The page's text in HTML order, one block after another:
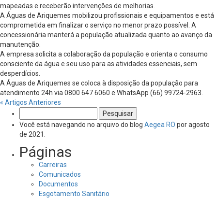
mapeadas e receberão intervenções de melhorias.
A Águas de Ariquemes mobilizou profissionais e equipamentos e está
comprometida em finalizar o serviço no menor prazo possível. A
concessionária manterá a população atualizada quanto ao avanço da
manutenção.
A empresa solicita a colaboração da população e orienta o consumo
consciente da água e seu uso para as atividades essenciais, sem
desperdícios.
A Águas de Ariquemes se coloca à disposição da população para
atendimento 24h via 0800 647 6060 e WhatsApp (66) 99724-2963.
« Artigos Anteriores
por:
Você está navegando no arquivo do blog Aegea RO por agosto
de 2021.
Páginas
Carreiras
Comunicados
Documentos
Esgotamento Sanitário